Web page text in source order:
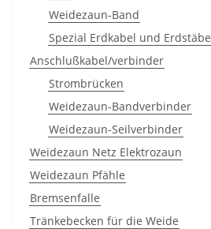
Weidezaun-Band
Spezial Erdkabel und Erdstäbe
Anschlußkabel/verbinder
Strombrücken
Weidezaun-Bandverbinder
Weidezaun-Seilverbinder
Weidezaun Netz Elektrozaun
Weidezaun Pfähle
Bremsenfalle
Tränkebecken für die Weide